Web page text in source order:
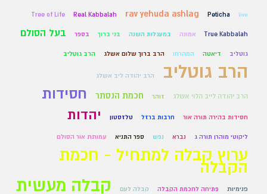
live
Peticha
rav yehuda ashlag
Real Kabbalah
Tree of Life
True Kabbalah אמונה במעגלות השנה בני ברוך בספר בעל הסולם
גוטליב דיאטה המהרחו הרב ברוך שלום אשלג הרב גוטליב
הרב גוטליב הרב יהודה ליב אשלג
הרב יהודה לייב הלוי אשלג זוהר חכמת הנסתר חסידות
חסידות בהירה תורה אור חרבות ברזל טלזסטון יהדות
ליקוטי מוהרן תורה ג נברא נפש ספר התניא עמותת אור הסולם
ערוץ קבלה למתחיל - חכמת
הקבלה
פנימיות פתיחה לחכמת הקבלה קבלה לעם קבלה מעשית